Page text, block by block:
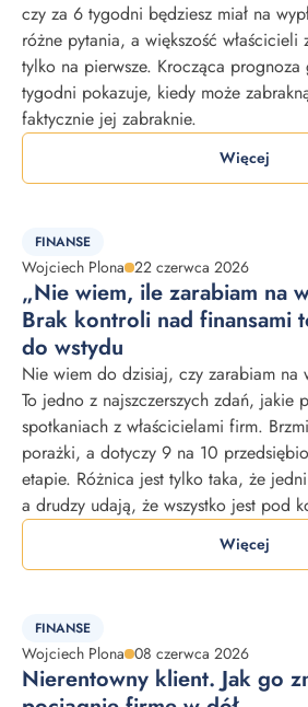
czy za 6 tygodni będziesz miał na
różne pytania, a większość
tylko na pierwsze. Krocząca
tygodni pokazuje, kiedy może
faktycznie jej zabraknie.
Więcej
FINANSE
Wojciech Plona 22 czerwca 2026
„Nie wiem, ile zarabiam na
Brak kontroli nad finansami
do wstydu
Nie wiem do dzisiaj, czy zarabiam na
To jedno z najszczerszych zdań, jakie
spotkaniach z właścicielami firm.
porażki, a dotyczy 9 na 10
etapie. Różnica jest tylko taka, że
a drudzy udają, że wszystko jest pod
Więcej
FINANSE
Wojciech Plona 08 czerwca 2026
Nierentowny klient. Jak go